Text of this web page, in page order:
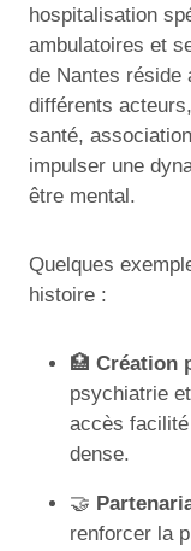
hospitalisation
ambulatoires et
de Nantes réside
différents
santé,
impulser une
être mental.
Quelques
histoire :
🏥 Création
psychiatrie
accès
dense.
🤝
renforcer la